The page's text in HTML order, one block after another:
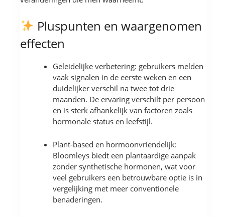
Pluspunten en waargenomen
effecten
Geleidelijke verbetering: gebruikers melden
vaak signalen in de eerste weken en een
duidelijker verschil na twee tot drie
maanden. De ervaring verschilt per persoon
en is sterk afhankelijk van factoren zoals
hormonale status en leefstijl.
Plant-based en hormoonvriendelijk:
Bloomleys biedt een plantaardige aanpak
zonder synthetische hormonen, wat voor
veel gebruikers een betrouwbare optie is in
vergelijking met meer conventionele
benaderingen.